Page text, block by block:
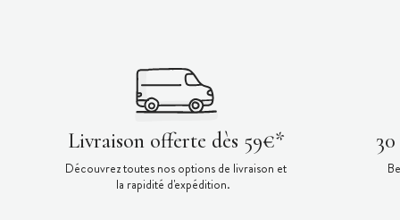
Livraison offerte dès 59€*
Découvrez toutes nos options de livraison et
la rapidité d'expédition.